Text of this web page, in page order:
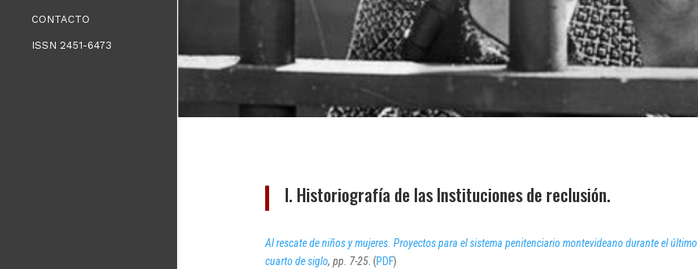
CONTACTO
ISSN 2451-6473
I. Historiografía de las Instituciones de reclusión.
Al rescate de niños y mujeres. Proyectos para el sistema penitenciario montevideano durante el último
cuarto de siglo, pp. 7-25. (PDF)